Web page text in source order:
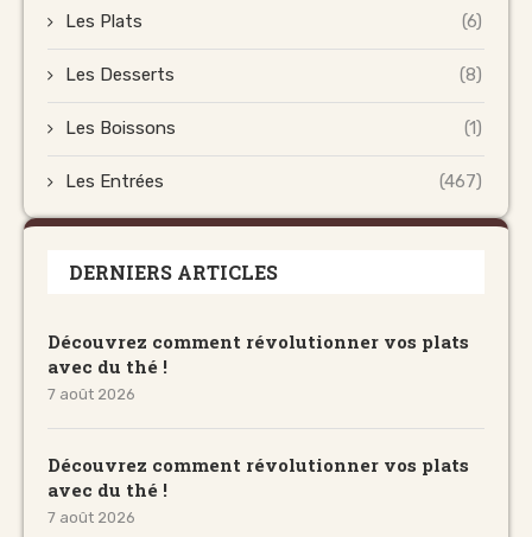
Les Plats (6)
Les Desserts (8)
Les Boissons (1)
Les Entrées (467)
DERNIERS ARTICLES
Découvrez comment révolutionner vos plats
avec du thé !
7 août 2026
Découvrez comment révolutionner vos plats
avec du thé !
7 août 2026